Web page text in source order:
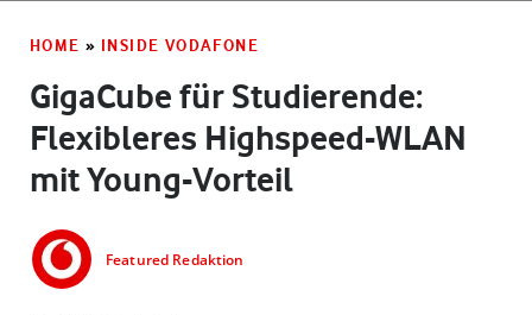
HOME » INSIDE VODAFONE
GigaCube für Studierende:
Flexibleres Highspeed-WLAN
mit Young-Vorteil
Featured Redaktion